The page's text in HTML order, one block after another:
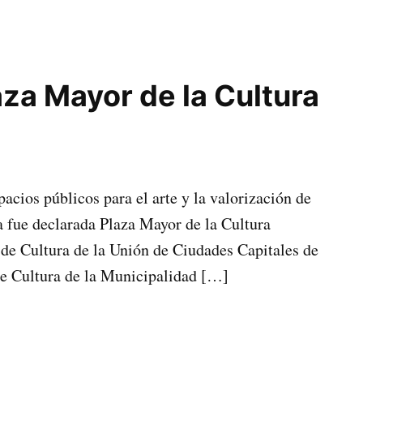
Mayor de la Cultura
públicos para el arte y la valorización de
declarada Plaza Mayor de la Cultura
Cultura de la Unión de Ciudades Capitales de
Cultura de la Municipalidad […]